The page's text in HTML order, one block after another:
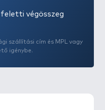
végösszeg
szállítási cím és MPL vagy
igénybe.